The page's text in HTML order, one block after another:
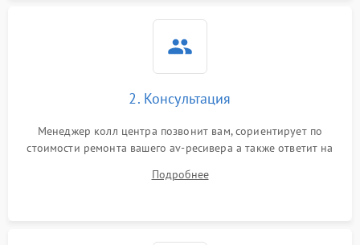
2. Консультация
Менеджер колл центра позвонит вам, сориентирует по
стоимости ремонта вашего av-ресивера а также ответит на
Подробнее